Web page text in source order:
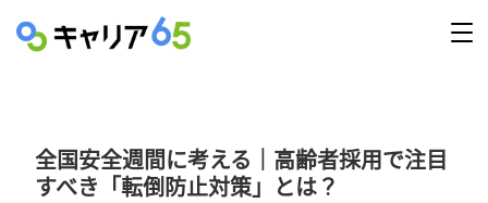
全国安全週間に考える｜高齢者採用で注目
すべき「転倒防止対策」とは？